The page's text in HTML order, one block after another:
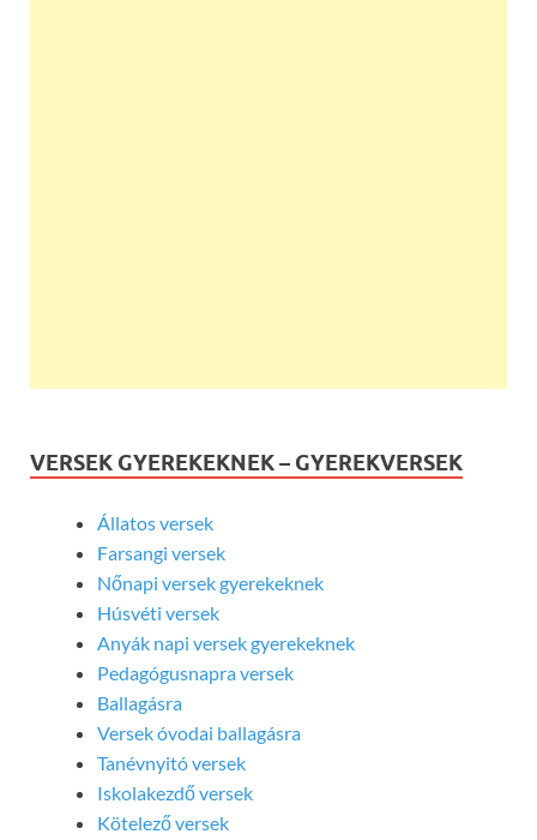
VERSEK GYEREKEKNEK – GYEREKVERSEK
Állatos versek
Farsangi versek
Nőnapi versek gyerekeknek
Húsvéti versek
Anyák napi versek gyerekeknek
Pedagógusnapra versek
Ballagásra
Versek óvodai ballagásra
Tanévnyitó versek
Iskolakezdő versek
Kötelező versek